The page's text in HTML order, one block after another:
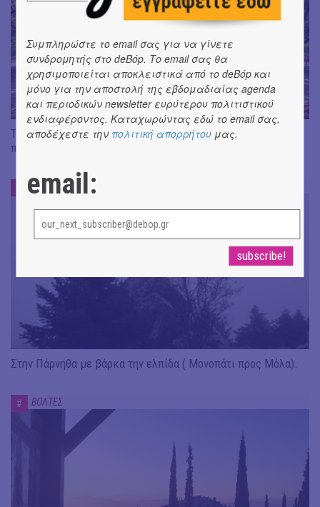
Το Πεδίον του Άρεως γίνεται πιο φωτεινό, προσβάσιμο και
πράσινο! [VIDEO]
ΒΟΛΤΕΣ
Στην Πάρνηθα με βάρκα την ελπίδα ( Μονοπάτι προς Μόλα).
# ΒΟΛΤΕΣ
Συμπληρώστε το email σας για να γίνετε
συνδρομητής στο deBόp. Το email σας θα
χρησιμοποιείται αποκλειστικά από το deBόp και
μόνο για την αποστολή της εβδομαδιαίας agenda
και περιοδικών newsletter ευρύτερου πολιτιστικού
ενδιαφέροντος. Καταχωρώντας εδώ το email σας,
αποδέχεστε την πολιτική απορρήτου μας.
email: